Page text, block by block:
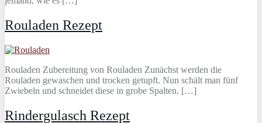
Rouladen Rezept
Rouladen Zubereitung von Rouladen Zunächst werden die
Rouladen gewaschen und trocken getupft. Nun schält man fünf
Zwiebeln und schneidet diese in grobe Spalten. […]
Rindergulasch Rezept